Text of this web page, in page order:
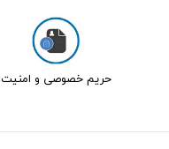
حریم خصوصی و امنیت